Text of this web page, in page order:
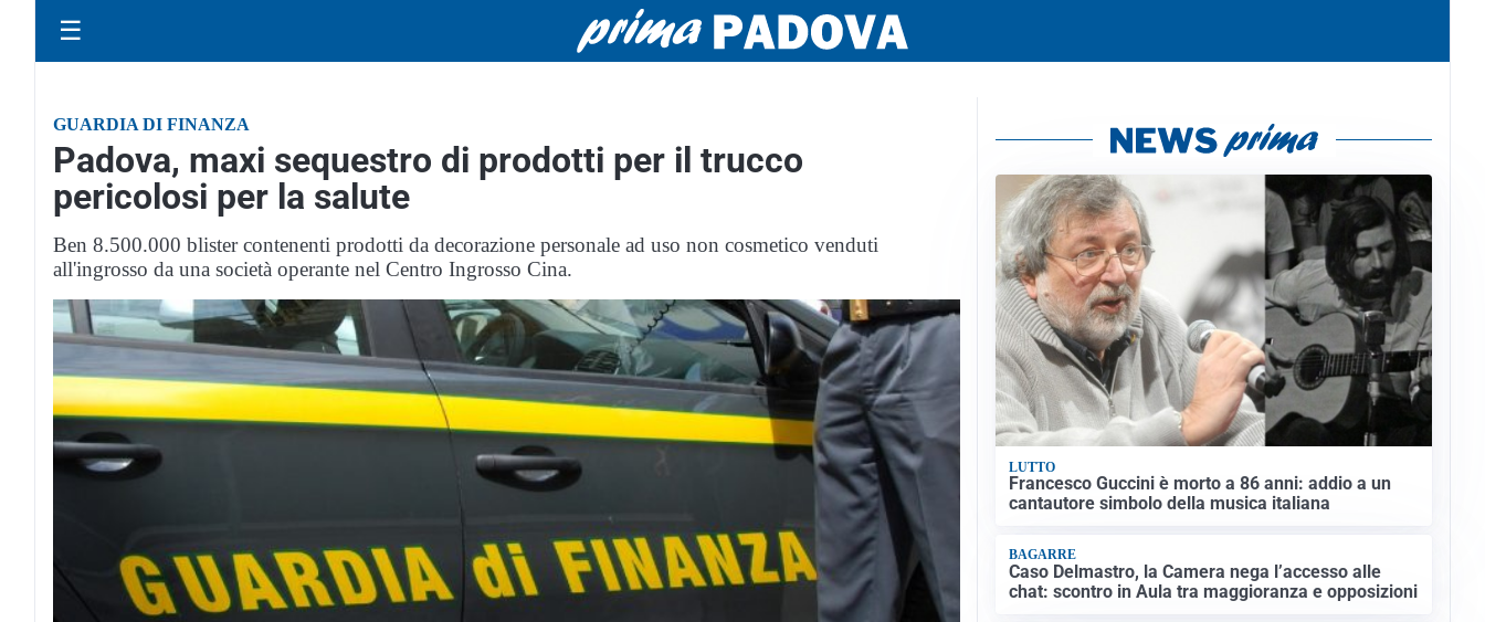
☰
GUARDIA DI FINANZA
Padova, maxi sequestro di prodotti per il trucco
pericolosi per la salute
Ben 8.500.000 blister contenenti prodotti da decorazione personale ad uso non cosmetico venduti
all'ingrosso da una società operante nel Centro Ingrosso Cina.
LUTTO
Francesco Guccini è morto a 86 anni: addio a un
cantautore simbolo della musica italiana
BAGARRE
Caso Delmastro, la Camera nega l’accesso alle
chat: scontro in Aula tra maggioranza e opposizioni